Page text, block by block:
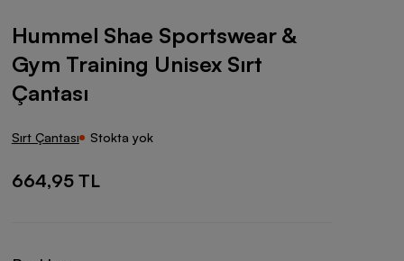
Sportswear & Gym Training Unisex Sırt Çantası
Hummel Shae Sportswear &
Gym Training Unisex Sırt
Çantası
Sırt Çantası Stokta yok
664,95 TL